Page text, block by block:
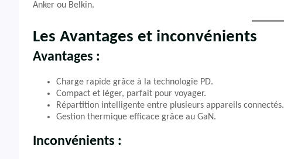
Anker ou Belkin.
Les Avantages et inconvénients
Avantages :
Charge rapide grâce à la technologie PD.
Compact et léger, parfait pour voyager.
Répartition intelligente entre plusieurs appareils connectés.
Gestion thermique efficace grâce au GaN.
Inconvénients :